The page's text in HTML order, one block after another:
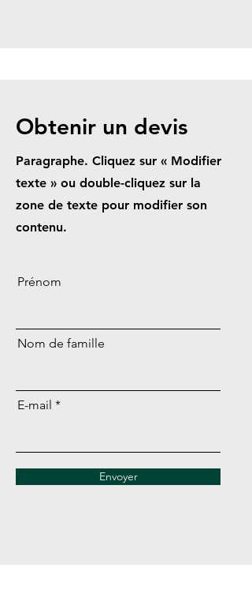
Obtenir un devis
Paragraphe. Cliquez sur « Modifier
texte » ou double-cliquez sur la
zone de texte pour modifier son
contenu.
Prénom
Nom de famille
E-mail
Envoyer